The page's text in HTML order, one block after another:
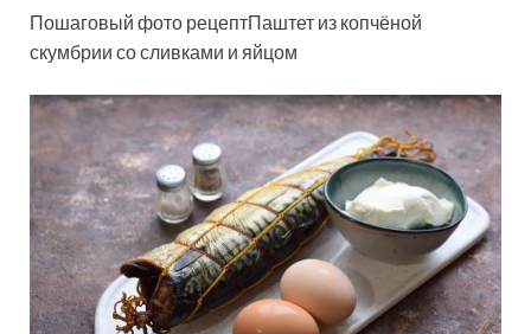
Пошаговый фото рецептПаштет из копчёной
скумбрии со сливками и яйцом